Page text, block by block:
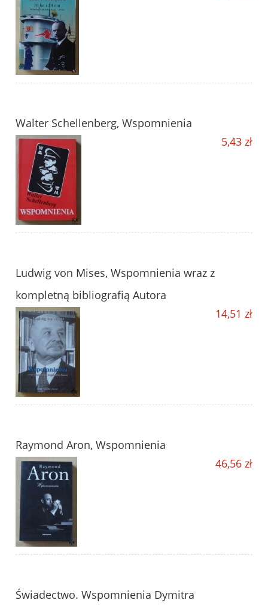
Walter Schellenberg, Wspomnienia
5,43 zł
Ludwig von Mises, Wspomnienia wraz z
kompletną bibliografią Autora
14,51 zł
Raymond Aron, Wspomnienia
46,56 zł
Świadectwo. Wspomnienia Dymitra